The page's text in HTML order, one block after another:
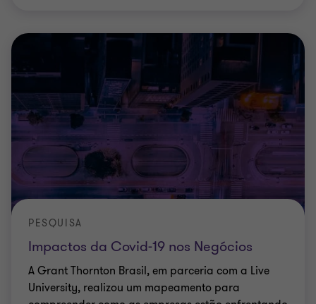
Impactos da Covid-19 nos Negócios
PESQUISA
A Grant Thornton Brasil, em parceria com a Live
University, realizou um mapeamento para